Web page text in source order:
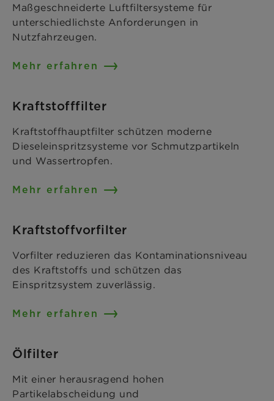
Maßgeschneiderte Luftfiltersysteme für
unterschiedlichste Anforderungen in
Nutzfahrzeugen.
Mehr erfahren
Kraftstofffilter
Kraftstoffhauptfilter schützen moderne
Dieseleinspritzsysteme vor Schmutzpartikeln
und Wassertropfen.
Mehr erfahren
Kraftstoffvorfilter
Vorfilter reduzieren das Kontaminationsniveau
des Kraftstoffs und schützen das
Einspritzsystem zuverlässig.
Mehr erfahren
Ölfilter
Mit einer herausragend hohen
Partikelabscheidung und